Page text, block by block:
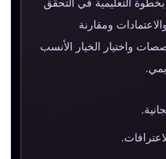
التعليمية في التحقق
ومقارنة
واختيار الخيار الأنسب